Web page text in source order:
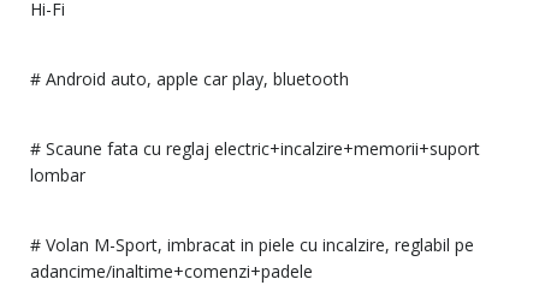
Hi-Fi
# Android auto, apple car play, bluetooth
# Scaune fata cu reglaj electric+incalzire+memorii+suport
lombar
# Volan M-Sport, imbracat in piele cu incalzire, reglabil pe
adancime/inaltime+comenzi+padele